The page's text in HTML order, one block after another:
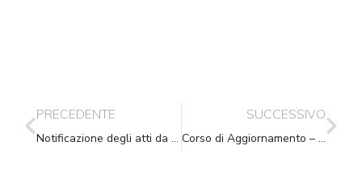
PRECEDENTE
Notificazione degli atti da parte di Equitalia: CTP di Lecce
SUCCESSIVO
Corso di Aggiornamento – ZOLA PREDOSA (BO) – 2.2.2010